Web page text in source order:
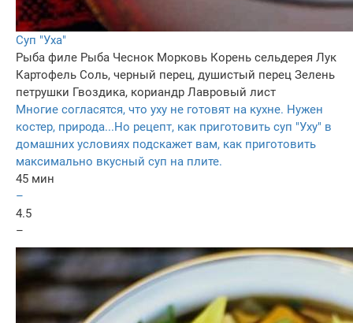
Суп "Уха"
Рыба филе Рыба Чеснок Морковь Корень сельдерея Лук
Картофель Соль, черный перец, душистый перец Зелень
петрушки Гвоздика, кориандр Лавровый лист
Многие согласятся, что уху не готовят на кухне. Нужен
костер, природа...Но рецепт, как приготовить суп "Уху" в
домашних условиях подскажет вам, как приготовить
максимально вкусный суп на плите.
45 мин
–
4.5
–